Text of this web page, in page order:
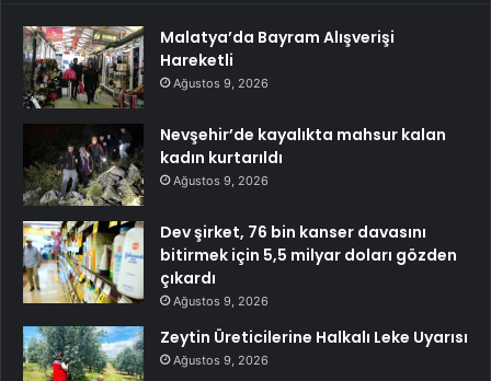
Malatya’da Bayram Alışverişi
Hareketli
Ağustos 9, 2026
Nevşehir’de kayalıkta mahsur kalan
kadın kurtarıldı
Ağustos 9, 2026
Dev şirket, 76 bin kanser davasını
bitirmek için 5,5 milyar doları gözden
çıkardı
Ağustos 9, 2026
Zeytin Üreticilerine Halkalı Leke Uyarısı
Ağustos 9, 2026